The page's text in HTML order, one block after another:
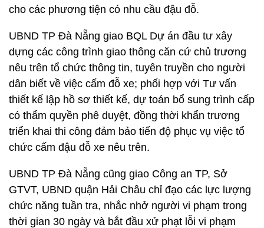
cho các phương tiện có nhu cầu đậu đỗ.
UBND TP Đà Nẵng giao BQL Dự án đầu tư xây
dựng các công trình giao thông căn cứ chủ trương
nêu trên tổ chức thông tin, tuyên truyền cho người
dân biết về việc cấm đỗ xe; phối hợp với Tư vấn
thiết kế lập hồ sơ thiết kế, dự toán bổ sung trình cấp
có thẩm quyền phê duyệt, đồng thời khẩn trương
triển khai thi công đảm bảo tiến độ phục vụ việc tổ
chức cấm đậu đỗ xe nêu trên.
UBND TP Đà Nẵng cũng giao Công an TP, Sở
GTVT, UBND quận Hải Châu chỉ đạo các lực lượng
chức năng tuần tra, nhắc nhở người vi phạm trong
thời gian 30 ngày và bắt đầu xử phạt lỗi vi phạm